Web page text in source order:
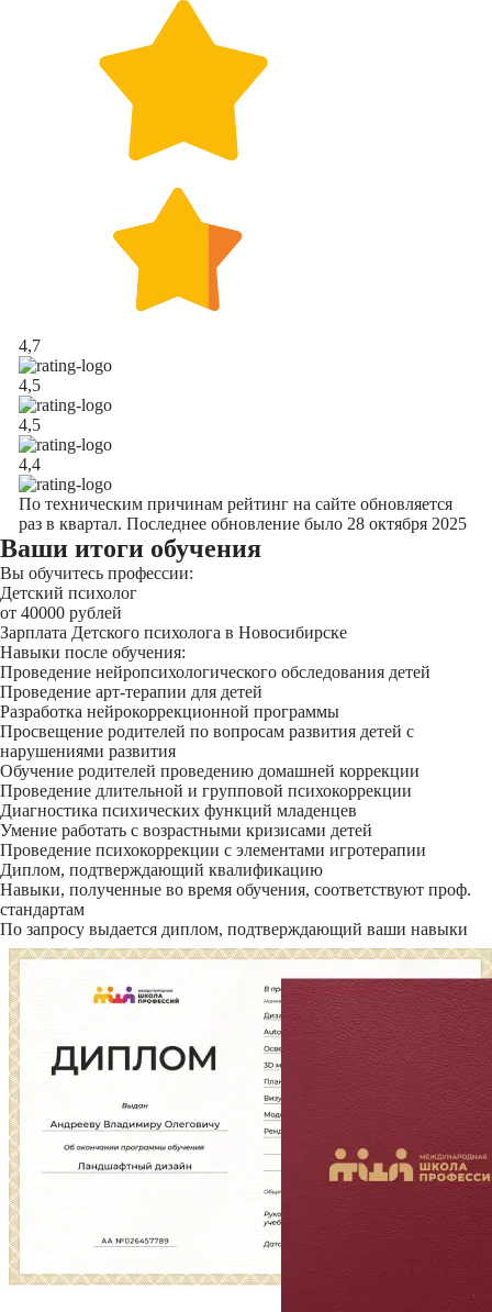
4,7
4,5
4,5
4,4
По техническим причинам рейтинг на сайте обновляется
раз в квартал. Последнее обновление было 28 октября 2025
Ваши итоги обучения
Вы обучитесь профессии:
Детский психолог
от 40000 рублей
Зарплата Детского психолога в Новосибирске
Навыки после обучения:
Проведение нейропсихологического обследования детей
Проведение арт-терапии для детей
Разработка нейрокоррекционной программы
Просвещение родителей по вопросам развития детей с
нарушениями развития
Обучение родителей проведению домашней коррекции
Проведение длительной и групповой психокоррекции
Диагностика психических функций младенцев
Умение работать с возрастными кризисами детей
Проведение психокоррекции с элементами игротерапии
Диплом, подтверждающий квалификацию
Навыки, полученные во время обучения, соответствуют проф.
стандартам
По запросу выдается диплом, подтверждающий ваши навыки